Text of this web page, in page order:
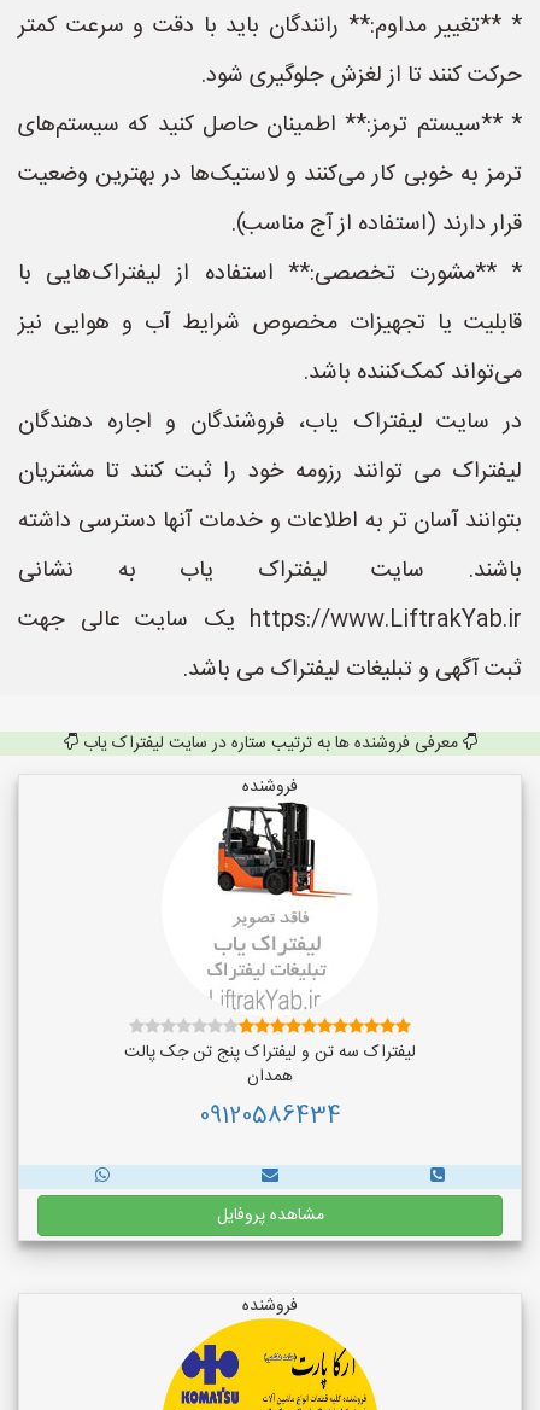
* **تغییر مداوم:** رانندگان باید با دقت و سرعت کمتر
حرکت کنند تا از لغزش جلوگیری شود.
* **سیستم ترمز:** اطمینان حاصل کنید که سیستم‌های
ترمز به خوبی کار می‌کنند و لاستیک‌ها در بهترین وضعیت
قرار دارند (استفاده از آج مناسب).
* **مشورت تخصصی:** استفاده از لیفتراک‌هایی با
قابلیت یا تجهیزات مخصوص شرایط آب و هوایی نیز
می‌تواند کمک‌کننده باشد.
در سایت لیفتراک یاب، فروشندگان و اجاره دهندگان
لیفتراک می توانند رزومه خود را ثبت کنند تا مشتریان
بتوانند آسان تر به اطلاعات و خدمات آنها دسترسی داشته
باشند. سایت لیفتراک یاب به نشانی
https://www.LiftrakYab.ir یک سایت عالی جهت
ثبت آگهی و تبلیغات لیفتراک می باشد.
معرفی فروشنده ها به ترتیب ستاره در سایت لیفتراک یاب
فروشنده
لیفتراک سه تن و لیفتراک پنج تن جک پالت
همدان
09120586434
مشاهده پروفایل
فروشنده